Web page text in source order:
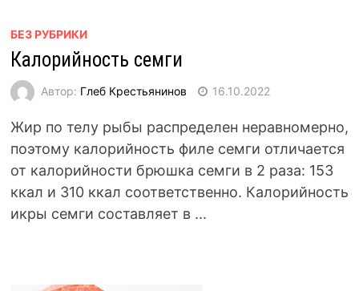
БЕЗ РУБРИКИ
Калорийность семги
Автор: Глеб Крестьянинов 16.10.2022
Жир по телу рыбы распределен неравномерно,
поэтому калорийность филе семги отличается
от калорийности брюшка семги в 2 раза: 153
ккал и 310 ккал соответственно. Калорийность
икры семги составляет в ...